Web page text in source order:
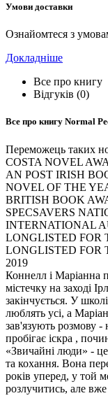
Умови доставки
Ознайомтеся з
Докладніше
Все про книгу
Відгуків (0)
Все про книгу Normal
Переможець таких
COSTA NOVEL
AN POST IRISH
NOVEL OF THE
BRITISH BOOK
SPECSAVERS
INTERNATIONAL
LONGLISTED FOR
LONGLISTED FOR
2019
Коннелл і Маріанна
містечку на заході
закінчується. У
люблять усі, а
зав'язують розмову
пробігає іскра ,
«Звичайні люди» -
та кохання. Вона
років уперед, у той
розлучитись, але